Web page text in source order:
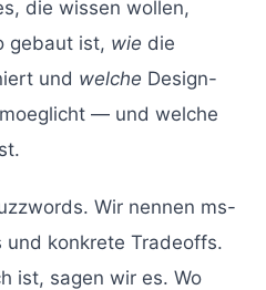
die wissen wollen,
gebaut ist, wie die
und welche Design-
— und welche
Wir nennen ms-
konkrete Tradeoffs.
ist, sagen wir es. Wo